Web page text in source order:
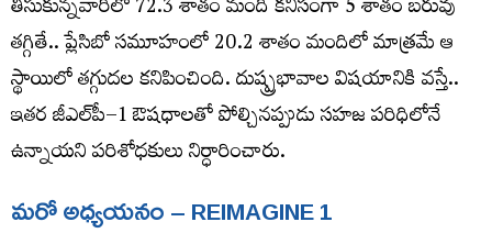
తీసుకున్నవారిలో 72.3 శాతం మంది కనీసంగా 5 శాతం బరువు
తగ్గితే.. ప్లేసిబో సమూహంలో 20.2 శాతం మందిలో మాత్రమే ఆ
స్థాయిలో తగ్గుదల కనిపించింది. దుష్ప్రభావాల విషయానికి వస్తే..
ఇతర జీఎల్‌పీ–1 ఔషధాలతో పోల్చినప్పుడు సహజ పరిధిలోనే
ఉన్నాయని పరిశోధకులు నిర్ధారించారు.
మరో అధ్యయనం – REIMAGINE 1